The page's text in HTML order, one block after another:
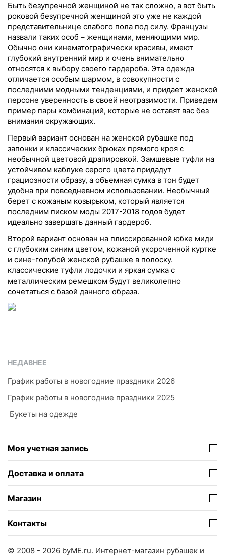
Быть безупречной женщиной не так сложно, а вот быть
роковой безупречной женщиной это уже не каждой
представительнице слабого пола под силу. Французы
назвали таких особ – женщинами, меняющими мир.
Обычно они кинематографически красивы, имеют
глубокий внутренний мир и очень внимательно
относятся к выбору своего гардероба. Эта одежда
отличается особым шармом, в совокупности с
последними модными тенденциями, и придает женской
персоне уверенность в своей неотразимости. Приведем
пример пары комбинаций, которые не оставят вас без
внимания окружающих.
Первый вариант основан на женской рубашке под
запонки и классических брюках прямого кроя с
необычной цветовой драпировкой. Замшевые туфли на
устойчивом каблуке серого цвета придадут
грациозности образу, а объемная сумка в тон будет
удобна при повседневном использовании. Необычный
берет с кожаным козырьком, который является
последним писком моды 2017-2018 годов будет
идеально завершать данный гардероб.
Второй вариант основан на плиссированной юбке миди
с глубоким синим цветом, кожаной укороченной куртке
и сине-голубой женской рубашке в полоску.
классические туфли лодочки и яркая сумка с
металлическим ремешком будут великолепно
сочетаться с базой данного образа.
НЕДАВНЕЕ
График работы в новогодние праздники 2026
График работы в новогодние праздники 2025
​ Букеты на одежде
Моя учетная запись
Доставка и оплата
Магазин
Контакты
© 2008 - 2026 byME.ru. Интернет-магазин рубашек и